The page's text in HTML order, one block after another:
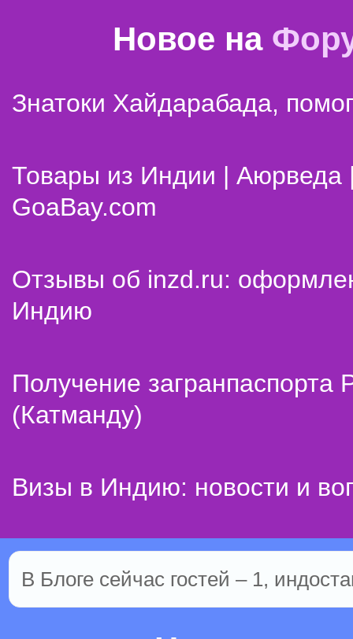
Новое на
Знатоки Хайдарабада,
Товары из Индии | Аюрведа
GoaBay.com
Отзывы об inzd.ru:
Индию
Получение
(Катманду)
Визы в Индию: новости и
В Блоге сейчас гостей – 1,